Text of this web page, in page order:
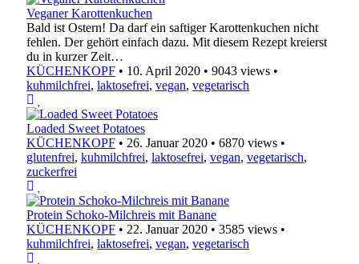
Veganer Karottenkuchen
Bald ist Ostern! Da darf ein saftiger Karottenkuchen nicht
fehlen. Der gehört einfach dazu. Mit diesem Rezept kreierst
du in kurzer Zeit…
KÜCHENKOPF • 10. April 2020 • 9043 views •
kuhmilchfrei, laktosefrei, vegan, vegetarisch
Loaded Sweet Potatoes
KÜCHENKOPF • 26. Januar 2020 • 6870 views •
glutenfrei, kuhmilchfrei, laktosefrei, vegan, vegetarisch,
zuckerfrei
Protein Schoko-Milchreis mit Banane
KÜCHENKOPF • 22. Januar 2020 • 3585 views •
kuhmilchfrei, laktosefrei, vegan, vegetarisch